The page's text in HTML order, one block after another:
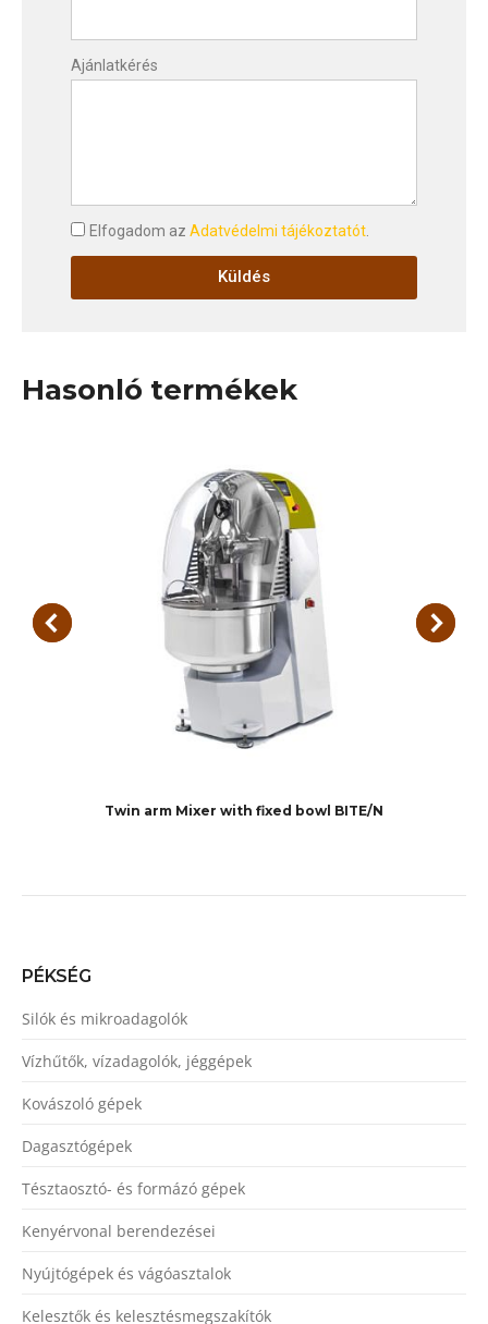
Ajánlatkérés
Elfogadom az Adatvédelmi tájékoztatót
Küldés
Hasonló termékek
Twin arm Mixer with fixed bowl BITE/N
PÉKSÉG
Silók és mikroadagolók
Vízhűtők, vízadagolók, jéggépek
Kovászoló gépek
Dagasztógépek
Tésztaosztó- és formázó gépek
Kenyérvonal berendezései
Nyújtógépek és vágóasztalok
Kelesztők és kelesztésmegszakítók